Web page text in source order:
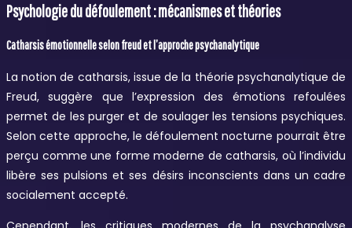
Psychologie du défoulement : mécanismes et théories
Catharsis émotionnelle selon freud et l’approche psychanalytique
La notion de catharsis, issue de la théorie psychanalytique de
Freud, suggère que l’expression des émotions refoulées
permet de les purger et de soulager les tensions psychiques.
Selon cette approche, le défoulement nocturne pourrait être
perçu comme une forme moderne de catharsis, où l’individu
libère ses pulsions et ses désirs inconscients dans un cadre
socialement accepté.